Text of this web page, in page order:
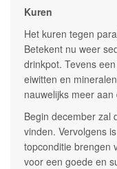
Kuren
Het kuren tegen
Betekent nu weer
drinkpot. Tevens
eiwitten en
nauwelijks meer
Begin december zal
vinden. Vervolgens
topconditie brengen
voor een goede en